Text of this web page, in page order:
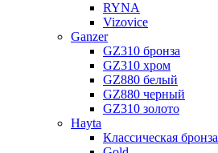
RYNA
Vizovice
Ganzer
GZ310 бронза
GZ310 хром
GZ880 белый
GZ880 черный
GZ310 золото
Hayta
Классическая бронза